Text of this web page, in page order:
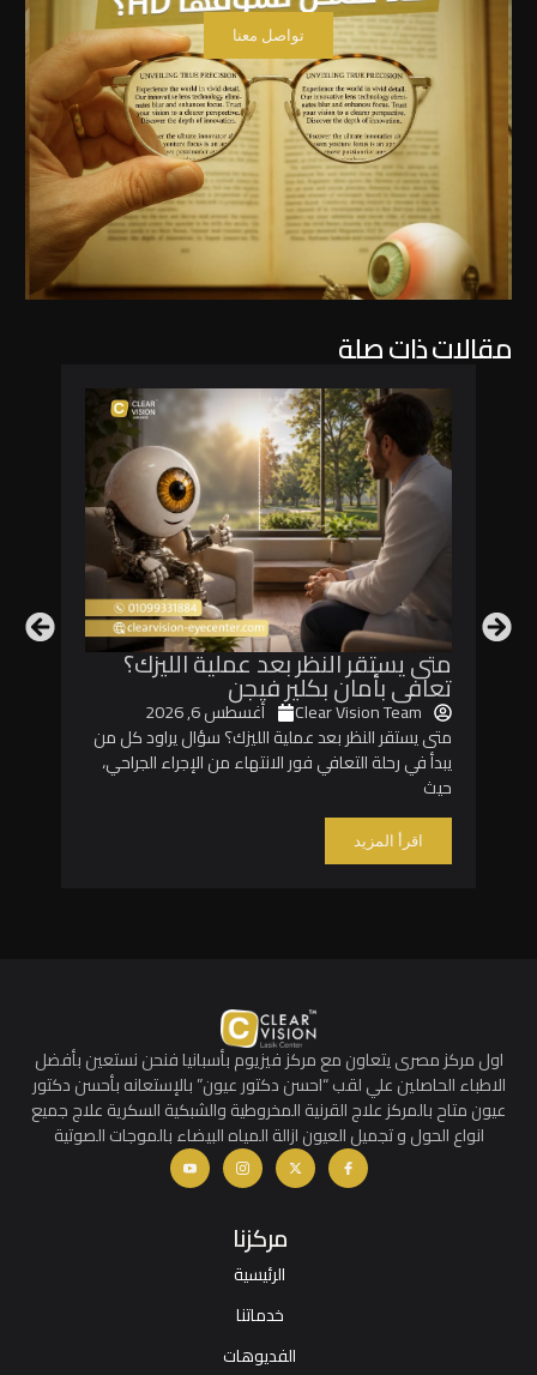
تواصل معنا
مقالات ذات صلة
متى يستقر النظر بعد عملية الليزك؟
تعافى بأمان بكلير فيجن
Clear Vision Team
أغسطس 6, 2026
متى يستقر النظر بعد عملية الليزك؟ سؤال يراود كل من
يبدأ في رحلة التعافي فور الانتهاء من الإجراء الجراحي،
حيث
اقرأ المزيد
اول مركز مصرى يتعاون مع مركز فيزيوم بأسبانيا فنحن نستعين بأفضل
الاطباء الحاصلين علي لقب “احسن دكتور عيون” بالإستعانه بأحسن دكتور
عيون متاح بالمركز علاج القرنية المخروطية والشبكية السكرية علاج جميع
انواع الحول و تجميل العيون ازالة المياه البيضاء بالموجات الصوتية
مركزنا
الرئيسية
خدماتنا
الفديوهات